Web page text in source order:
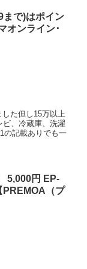
まで)はポイン
オンライン･
た但し15万以上
、冷蔵庫、洗濯
の記載ありでも一
5,000円 EP-
（プ